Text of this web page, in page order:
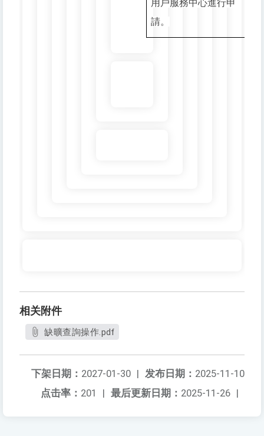
用戶服務中心進行申
請。
相关附件
缺曠查詢操作.pdf
发布日期： 2025-11-10
下架日期： 2027-01-30 |
最后更新日期： 2025-11-26 |
点击率： 201 |